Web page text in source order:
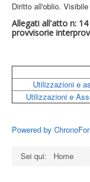
Diritto all'oblio.
Allegati all'atto n:
provvisorie
Utilizzazioni e
Utilizzazioni e
Powered by
Sei qui: Home